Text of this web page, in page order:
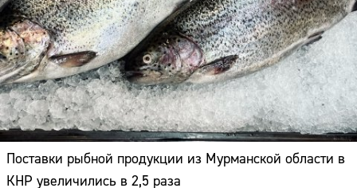
Поставки рыбной продукции из Мурманской области в
КНР увеличились в 2,5 раза